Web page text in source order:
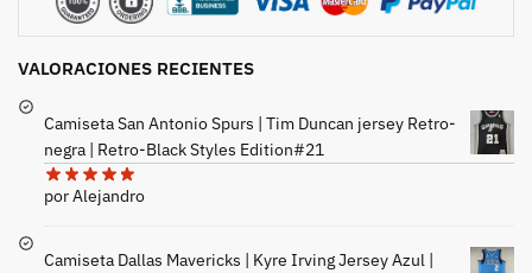
VALORACIONES RECIENTES
Camiseta San Antonio Spurs | Tim Duncan jersey Retro-
negra | Retro-Black Styles Edition#21
por Alejandro
Camiseta Dallas Mavericks | Kyre Irving Jersey Azul |